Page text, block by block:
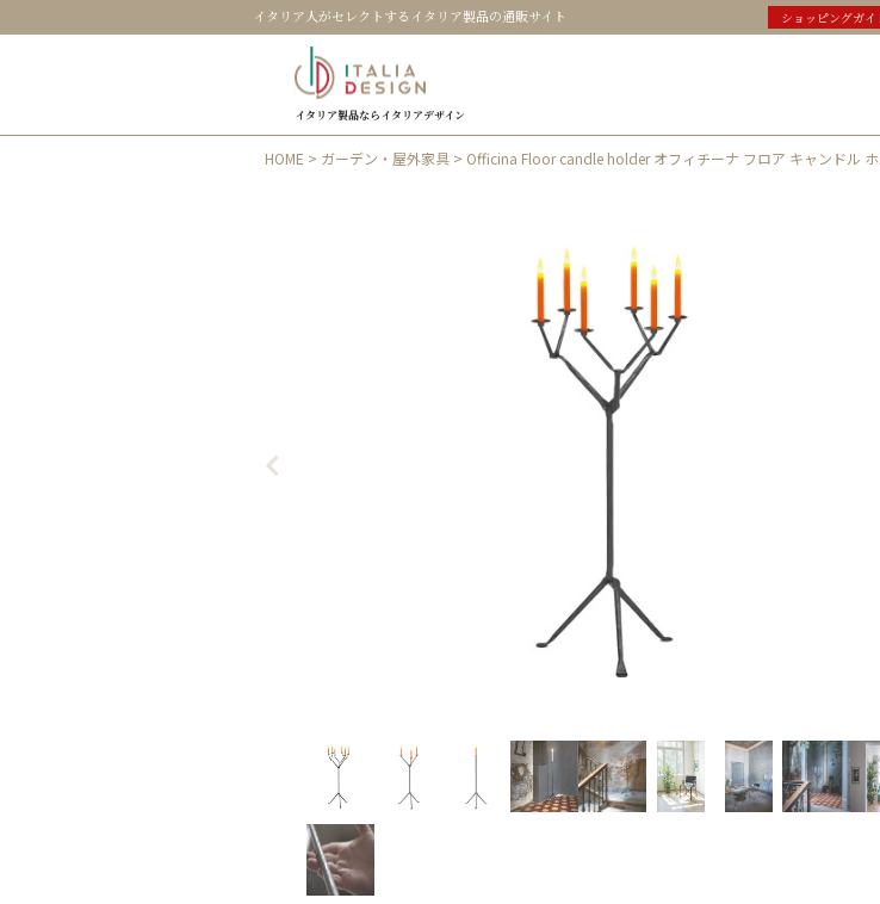
イタリア人がセレクトするイタリア製品の通販サイト ショッピングガイ
イタリア製品ならイタリアデザイン
HOME > ガーデン・屋外家具 > Officina Floor candle holder オフィチーナ フロア キャンドル